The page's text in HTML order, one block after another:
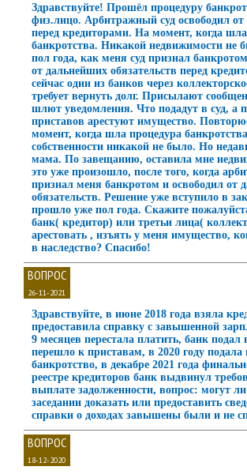
Здравствуйте! Прошёл процедуру
физ.лицо. Арбитражный суд освободил от
перед кредиторами. На момент, когда
банкротства. Никакой недвижимости не
пол года, как меня суд признал
от дальнейших обязательств перед
сейчас один из банков через
требует вернуть долг. Присылают
шлют уведомления. Что подадут в суд, а
приставов арестуют имущество.
момент, когда шла процедура
собственности никакой не было. Но
мама. По завещанию, оставила мне
это уже произошло, после того, когда
признал меня банкротом и освободил от
обязательств. Решение уже вступило в
прошло уже пол года. Скажите
банк( кредитор) или третьи лица(
арестовать , изъять у меня имущество,
в наследство? Спасибо!
ВОПРОС
26-11-2021
Здравствуйте, в июне 2018 года взяла
предоставила справку с завышенной
9 месяцев перестала платить, банк подал
перешло к приставам, в 2020 году подала
банкротство, в декабре 2021 года
реестре кредиторов банк выдвинул
выплате задолженности, вопрос: могут
заседании доказать или предоставить
справки о доходах завышены были и не
ВОПРОС
18-12-2020